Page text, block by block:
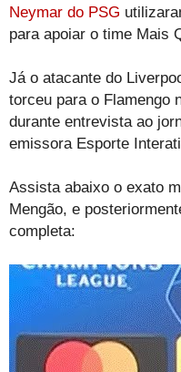
Neymar do PSG
para apoiar o time Mais
Já o atacante do
torceu para o Flamengo
durante entrevista ao
emissora Esporte
Assista abaixo o exato
Mengão, e
completa: